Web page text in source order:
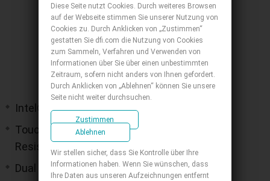
Intel® Atom® Alder Lake-N Processors
Touch Type: Projected Capacitive Touch &
Resistive Touch
Dual Display: HDMI & DP++
Diese Seite nutzt Cookies. Durch weiteres Browsen
auf der Webseite stimmen Sie unserer Nutzung von
Cookies zu. Durch Anklicken von „Zustimmen“
gestatten Sie dfi.com die Nutzung von Cookies
zum Sammeln, Verfahren und Verwenden von
Informationen über Sie über einen unbestimmten
Zeitraum, sofern nicht anders von Ihnen gefordert.
Durch Anklicken von „Ablehnen“ können Sie unsere
Seite nicht weiter durchsuchen.
Zustimmen
Ablehnen
Wir stellen sicher, dass Sie Kontrolle über Ihre
Informationen haben. Wenn Sie wünschen, dass
Ihre Daten aus unseren Aufzeichnungen entfernt